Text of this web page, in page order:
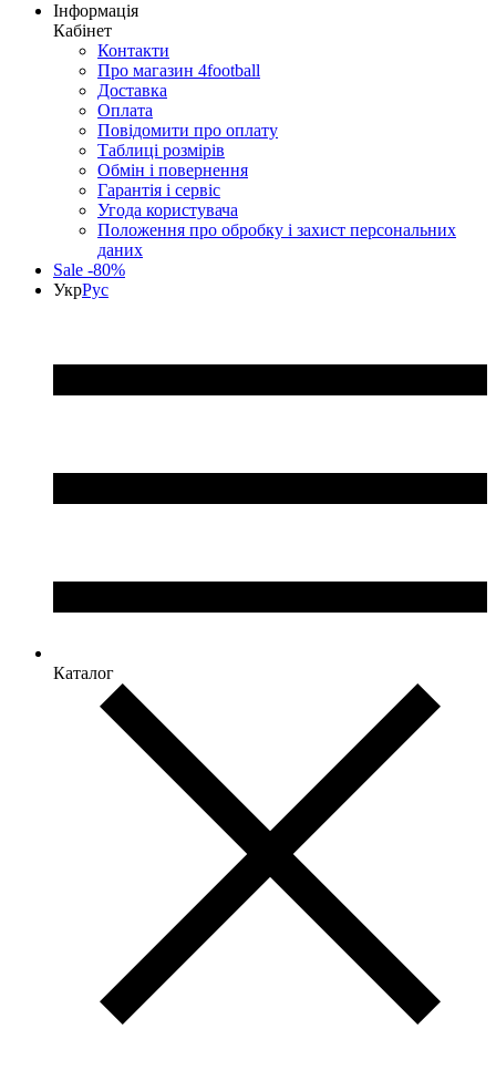
Інформація
Кабінет
Контакти
Про магазин 4football
Доставка
Оплата
Повідомити про оплату
Таблиці розмірів
Обмін і повернення
Гарантія і сервіс
Угода користувача
Положення про обробку і захист персональних
даних
Sale -80%
УкрРус
Каталог